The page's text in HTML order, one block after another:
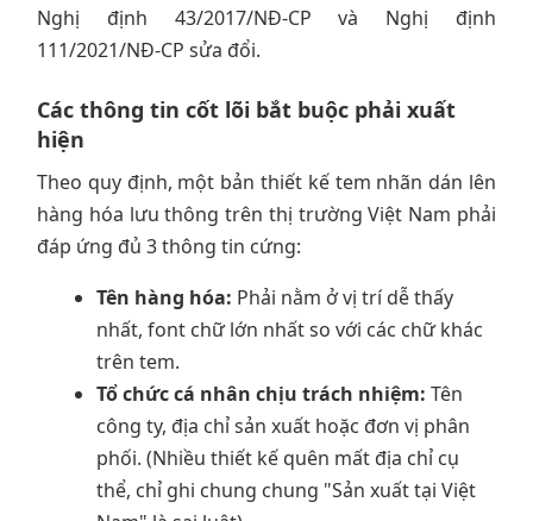
Nghị định 43/2017/NĐ-CP và Nghị định
111/2021/NĐ-CP sửa đổi.
Các thông tin cốt lõi bắt buộc phải xuất
hiện
Theo quy định, một bản thiết kế tem nhãn dán lên
hàng hóa lưu thông trên thị trường Việt Nam phải
đáp ứng đủ 3 thông tin cứng:
Tên hàng hóa: Phải nằm ở vị trí dễ thấy
nhất, font chữ lớn nhất so với các chữ khác
trên tem.
Tổ chức cá nhân chịu trách nhiệm: Tên
công ty, địa chỉ sản xuất hoặc đơn vị phân
phối. (Nhiều thiết kế quên mất địa chỉ cụ
thể, chỉ ghi chung chung "Sản xuất tại Việt